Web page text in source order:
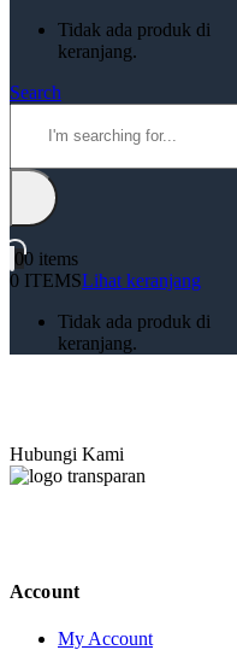
Tidak ada produk di
keranjang.
Search
00 items
0 ITEMSLihat keranjang
Tidak ada produk di
keranjang.
Hubungi Kami
Account
My Account